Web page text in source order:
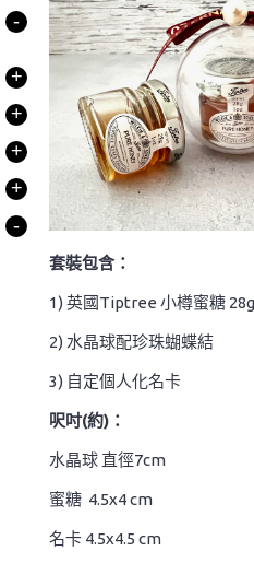
-
+
+
+
+
-
套裝包含：
1) 英國Tiptree 小樽蜜糖 28g
2) 水晶球配珍珠蝴蝶結
3) 自定個人化名卡
呎吋(約)：
水晶球 直徑7cm
蜜糖 4.5x4 cm
名卡 4.5x4.5 cm